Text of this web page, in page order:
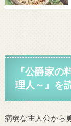
『公爵家
理人～』を
病弱な主人公から